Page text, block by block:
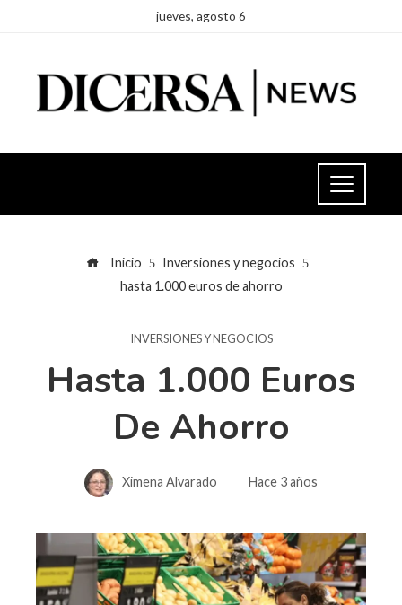
jueves, agosto 6
Inicio
Inversiones y negocios
hasta 1.000 euros de ahorro
INVERSIONES Y NEGOCIOS
Hasta 1.000 Euros
De Ahorro
Ximena Alvarado Hace 3 años